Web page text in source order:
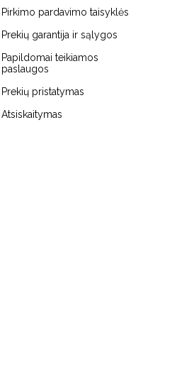
Pirkimo pardavimo taisyklės
Prekių garantija ir sąlygos
Papildomai teikiamos
paslaugos
Prekių pristatymas
Atsiskaitymas